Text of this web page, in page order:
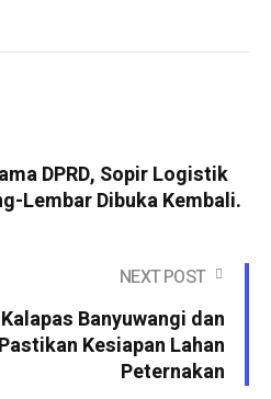
DPRD, Sopir Logistik
Lembar Dibuka Kembali.
NEXT POST
Banyuwangi dan
Kesiapan Lahan
Peternakan